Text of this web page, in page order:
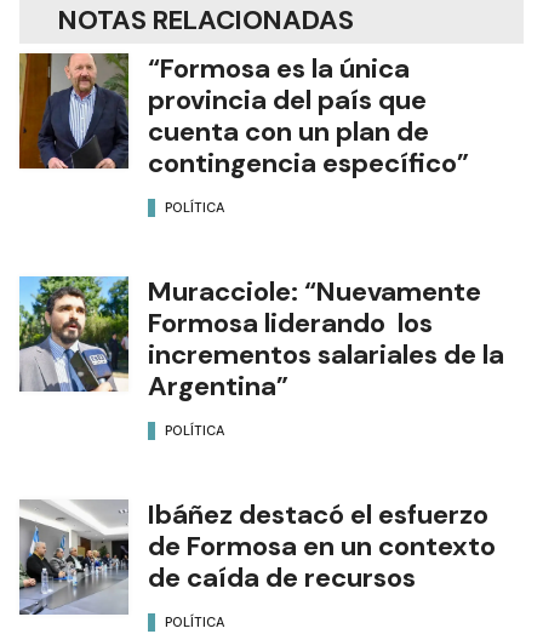
NOTAS RELACIONADAS
“Formosa es la única
provincia del país que
cuenta con un plan de
contingencia específico”
POLÍTICA
Muracciole: “Nuevamente
Formosa liderando los
incrementos salariales de la
Argentina”
POLÍTICA
Ibáñez destacó el esfuerzo
de Formosa en un contexto
de caída de recursos
POLÍTICA